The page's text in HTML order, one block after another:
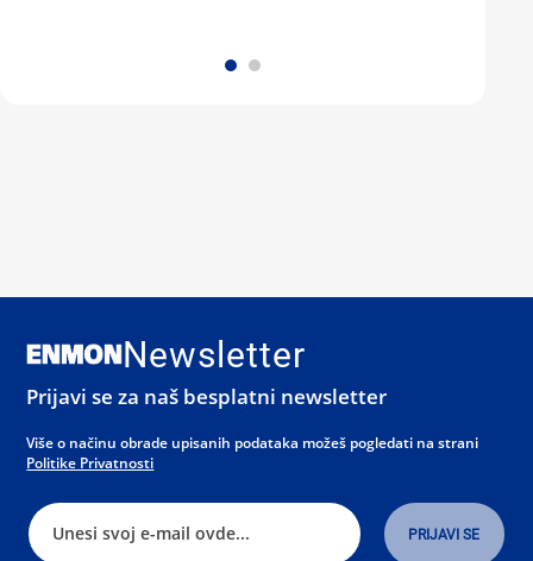
Newsletter
Prijavi se za naš besplatni newsletter
Više o načinu obrade upisanih podataka možeš pogledati na strani
Politike Privatnosti